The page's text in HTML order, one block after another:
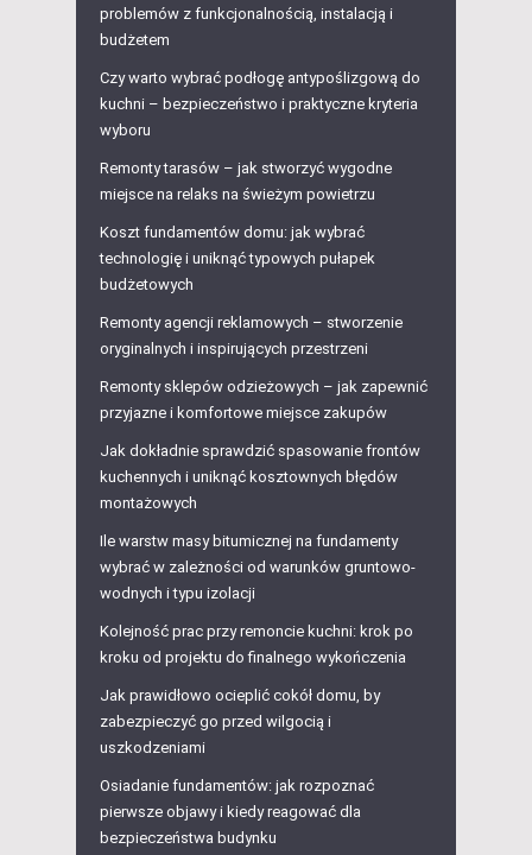
problemów z funkcjonalnością, instalacją i
budżetem
Czy warto wybrać podłogę antypoślizgową do
kuchni – bezpieczeństwo i praktyczne kryteria
wyboru
Remonty tarasów – jak stworzyć wygodne
miejsce na relaks na świeżym powietrzu
Koszt fundamentów domu: jak wybrać
technologię i uniknąć typowych pułapek
budżetowych
Remonty agencji reklamowych – stworzenie
oryginalnych i inspirujących przestrzeni
Remonty sklepów odzieżowych – jak zapewnić
przyjazne i komfortowe miejsce zakupów
Jak dokładnie sprawdzić spasowanie frontów
kuchennych i uniknąć kosztownych błędów
montażowych
Ile warstw masy bitumicznej na fundamenty
wybrać w zależności od warunków gruntowo-
wodnych i typu izolacji
Kolejność prac przy remoncie kuchni: krok po
kroku od projektu do finalnego wykończenia
Jak prawidłowo ocieplić cokół domu, by
zabezpieczyć go przed wilgocią i
uszkodzeniami
Osiadanie fundamentów: jak rozpoznać
pierwsze objawy i kiedy reagować dla
bezpieczeństwa budynku